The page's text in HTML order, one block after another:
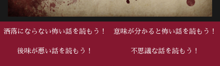
洒落にならない怖い話を読もう！ 意味が分かると怖い話を読もう！
後味が悪い話を読もう！ 不思議な話を読もう！